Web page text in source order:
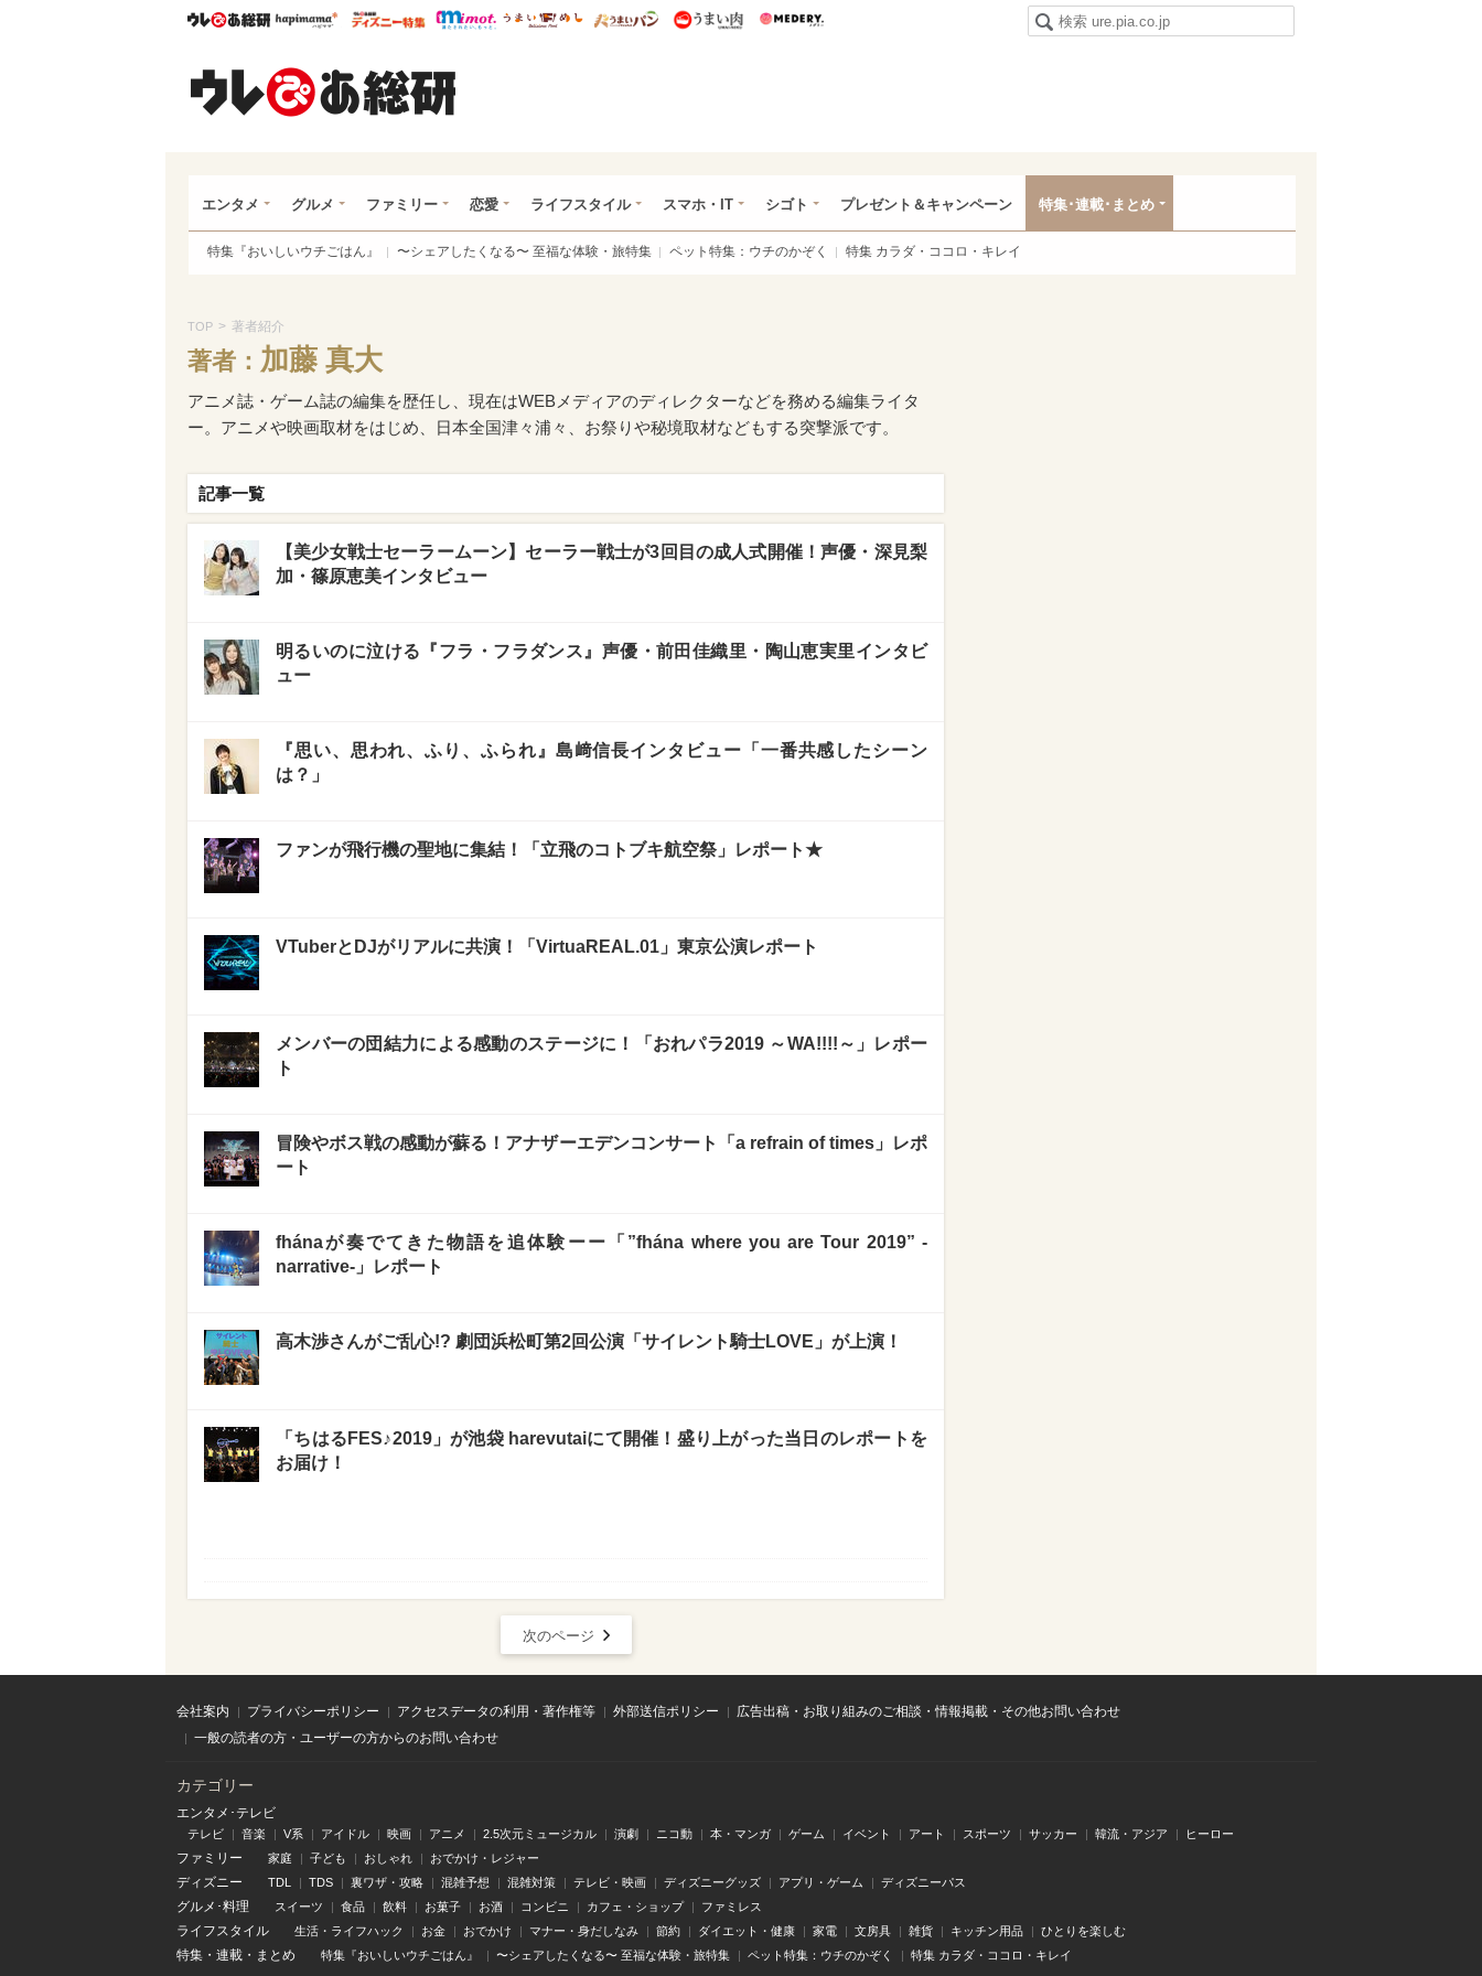
ウレぴあ総研ハピママ* ウレぴあ総研 ディズニー特集
mimot. うまいめし うまいパン うまい肉
エンタメ グルメ ファミリー 恋愛 ライフスタイル スマホ・IT シゴト プレゼント＆キャンペーン 特集･連載･まとめ
特集『おいしいウチごはん』 〜シェアしたくなる〜 至福な体験・旅特集 ペット特集：ウチのかぞく 特集 カラダ・ココロ・キレイ
TOP > 著者紹介
著者： 加藤 真大
アニメ誌・ゲーム誌の編集を歴任し、現在はWEBメディアのディレクターなどを務める編集ライタ
ー。アニメや映画取材をはじめ、日本全国津々浦々、お祭りや秘境取材などもする突撃派です。
記事一覧
【美少女戦士セーラームーン】セーラー戦士が3回目の成人式開催！声優・深見梨
加・篠原恵美インタビュー
明るいのに泣ける『フラ・フラダンス』声優・前田佳織里・陶山恵実里インタビ
ュー
『思い、思われ、ふり、ふられ』島﨑信長インタビュー「一番共感したシーン
は？」
ファンが飛行機の聖地に集結！「立飛のコトブキ航空祭」レポート★
VTuberとDJがリアルに共演！「VirtuaREAL.01」東京公演レポート
メンバーの団結力による感動のステージに！「おれパラ2019 ～WA!!!!～」レポー
ト
冒険やボス戦の感動が蘇る！アナザーエデンコンサート「a refrain of times」レポ
ート
fhánaが奏でてきた物語を追体験ーー「”fhána where you are Tour 2019” -
narrative-」レポート
高木渉さんがご乱心!? 劇団浜松町第2回公演「サイレント騎士LOVE」が上演！
「ちはるFES♪2019」が池袋 harevutaiにて開催！盛り上がった当日のレポートを
お届け！
次のページ
会社案内 プライバシーポリシー アクセスデータの利用・著作権等 外部送信ポリシー
広告出稿・お取り組みのご相談・情報掲載・その他お問い合わせ
一般の読者の方・ユーザーの方からのお問い合わせ
カテゴリー
エンタメ･テレビ
テレビ 音楽 V系 アイドル 映画 アニメ 2.5次元ミュージカル 演劇 ニコ動 本・マンガ ゲーム イベント アート スポーツ サッカー 韓流・アジア ヒーロー
ファミリー 家庭 子ども おしゃれ おでかけ・レジャー
ディズニー TDL TDS 裏ワザ・攻略 混雑予想 混雑対策 テレビ・映画 ディズニーグッズ アプリ・ゲーム ディズニーパス
グルメ･料理 スイーツ 食品 飲料 お菓子 お酒 コンビニ カフェ・ショップ ファミレス
ライフスタイル 生活・ライフハック お金 おでかけ マナー・身だしなみ 節約 ダイエット・健康 家電 文房具 雑貨 キッチン用品 ひとりを楽しむ
特集 ・ 連載 ・ まとめ 特集『おいしいウチごはん』 〜シェアしたくなる〜 至福な体験・旅特集 ペット特集：ウチのかぞく 特集 カラダ・ココロ・キレイ